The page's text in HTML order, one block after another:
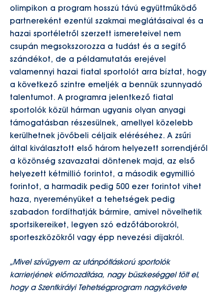
olimpikon a program hosszú távú együttműködő
partnereként ezentúl szakmai meglátásaival és a
hazai sportéletről szerzett ismereteivel nem
csupán megsokszorozza a tudást és a segítő
szándékot, de a példamutatás erejével
valamennyi hazai fiatal sportolót arra bíztat, hogy
a következő szintre emeljék a bennük szunnyadó
talentumot. A programra jelentkező fiatal
sportolók közül hárman ugyanis olyan anyagi
támogatásban részesülnek, amellyel közelebb
kerülhetnek jövőbeli céljaik eléréséhez. A zsűri
által kiválasztott első három helyezett sorrendjéről
a közönség szavazatai döntenek majd, az első
helyezett kétmillió forintot, a második egymillió
forintot, a harmadik pedig 500 ezer forintot vihet
haza, nyereményüket a tehetségek pedig
szabadon fordíthatják bármire, amivel növelhetik
sportsikereiket, legyen szó edzőtáborokról,
sporteszközökről vagy épp nevezési díjakról.
„Mivel szívügyem az utánpótláskorú sportolók
karrierjének előmozdítása, nagy büszkeséggel tölt el,
hogy a Szentkirályi Tehetségprogram nagykövete